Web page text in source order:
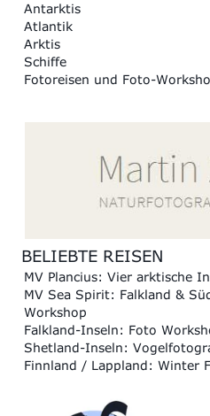
Antarktis
Atlantik
Arktis
Schiffe
Fotoreisen und Foto-
BELIEBTE REISEN
MV Plancius: Vier arktische
MV Sea Spirit: Falkland &
Workshop
Falkland-Inseln: Foto
Shetland-Inseln:
Finnland / Lappland: Winter